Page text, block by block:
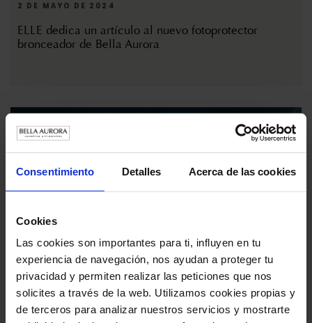
Consentimiento Detalles Acerca de las cookies
Cookies
Las cookies son importantes para ti, influyen en tu
experiencia de navegación, nos ayudan a proteger tu
privacidad y permiten realizar las peticiones que nos
solicites a través de la web. Utilizamos cookies propias y
de terceros para analizar nuestros servicios y mostrarte
2 DE MAYO DE 2024
ELLE dedica un artículo al nuevo fotoprotector
bronceador de Bella Aurora
12 DE FEBRERO DE 2024
PmFarma se hace eco del lanzamiento del bio10
forte night